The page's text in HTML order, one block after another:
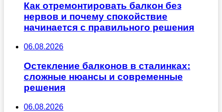
Как отремонтировать балкон без
нервов и почему спокойствие
начинается с правильного решения
06.08.2026
Остекление балконов в сталинках:
сложные нюансы и современные
решения
06.08.2026